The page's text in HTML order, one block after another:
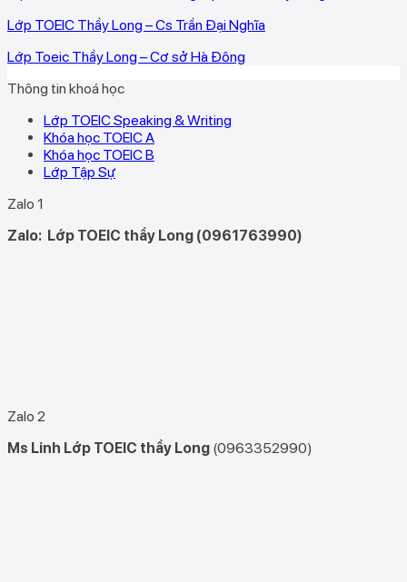
Lớp TOEIC Thầy Long – Cs Trần Đại Nghĩa
Lớp Toeic Thầy Long – Cơ sở Hà Đông
Thông tin khoá học
Lớp TOEIC Speaking & Writing
Khóa học TOEIC A
Khóa học TOEIC B
Lớp Tập Sự
Zalo 1
Zalo: Lớp TOEIC thầy Long (0961763990)
Zalo 2
Ms Linh Lớp TOEIC thầy Long (0963352990)